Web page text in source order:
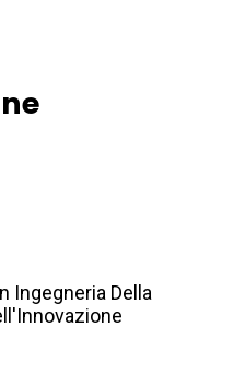
Ingegneria Della